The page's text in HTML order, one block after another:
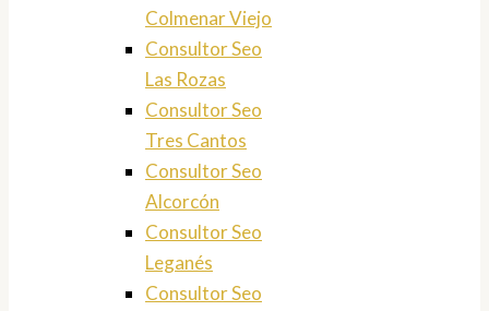
Colmenar Viejo
Consultor Seo
Las Rozas
Consultor Seo
Tres Cantos
Consultor Seo
Alcorcón
Consultor Seo
Leganés
Consultor Seo